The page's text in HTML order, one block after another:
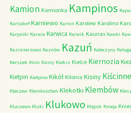
Kamion Kamionka Kampinos
Karlsdorf Karniewo Karnin Karolew Karolino
Karpniki Karwia Karwica Karwik Kaunas Kawki
Kazimierzowo Kaznów Kazuń Kałeczyny Kaługa
Kerszek Kicin Kiciny Kiekrz Kielce Kiernozia
Kiełpin Kiełpino Kikół Kilonia Kisiny Kiścinne
Kleczew Kleinkoschen Klekotki Klembów
Kluczewo Kluki Klukowo Klępsk Knieja